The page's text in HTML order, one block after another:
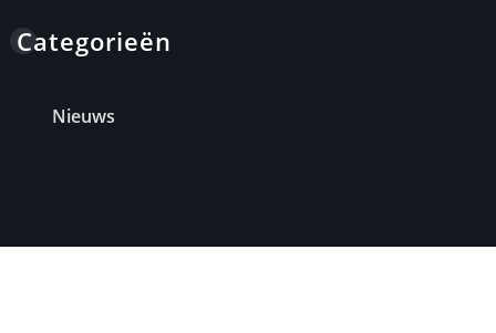
Categorieën
Nieuws